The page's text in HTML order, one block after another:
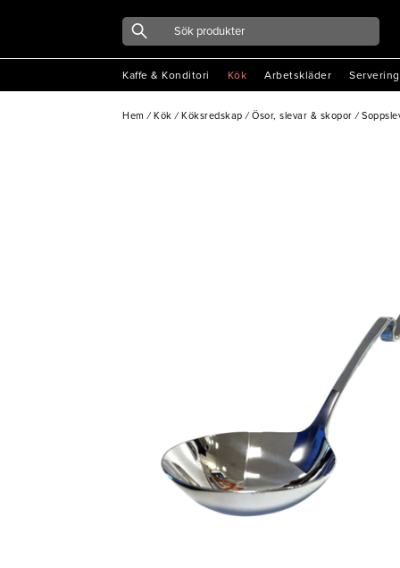
Kaffe & Konditori Kök Arbetskläder Servering
Hem / Kök / Köksredskap / Ösor, slevar & skopor /